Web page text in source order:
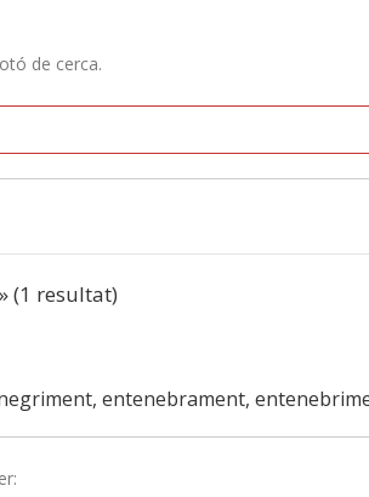
de cerca.
» (1 resultat)
entenebrament,